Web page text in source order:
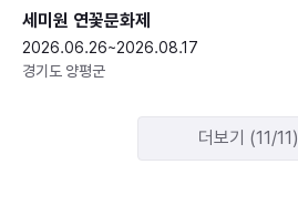
세미원 연꽃문화제
2026.06.26~2026.08.17
경기도 양평군
더보기 (11/11)